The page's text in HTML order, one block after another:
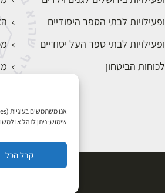
שימוש; ניתן לנהל או
קבל הכל
לבתי הספר היסודיים
לבתי ספר העל יסודיים
הביטחון